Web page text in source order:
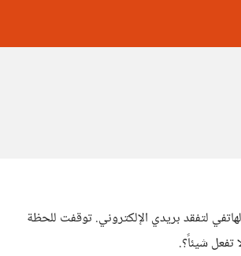
لتفقد بريدي الإلكتروني. توقفت للحظة
تفعل شيئاً؟.